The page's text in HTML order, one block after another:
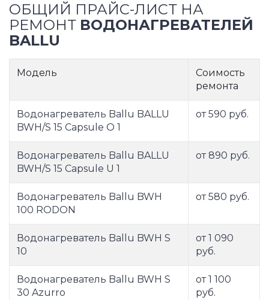
ОБЩИЙ ПРАЙС-ЛИСТ НА
РЕМОНТ ВОДОНАГРЕВАТЕЛЕЙ
BALLU
Модель
Соимость
ремонта
Водонагреватель Ballu BALLU
BWH/S 15 Capsule O 1
от 590 руб.
Водонагреватель Ballu BALLU
BWH/S 15 Capsule U 1
от 890 руб.
Водонагреватель Ballu BWH
100 RODON
от 580 руб.
Водонагреватель Ballu BWH S
10
от 1 090
руб.
Водонагреватель Ballu BWH S
30 Azurro
от 1 100
руб.